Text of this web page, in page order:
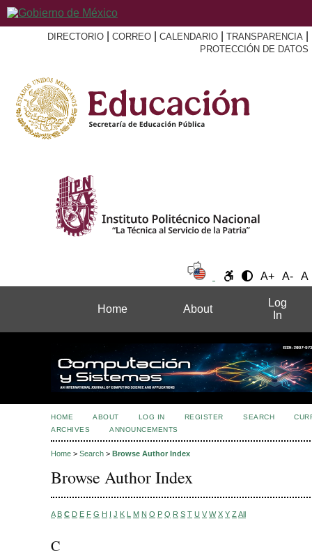
DIRECTORIO CORREO CALENDARIO TRANSPARENCIA
PROTECCIÓN DE DATOS
A+ A- A
Home About
Log
In
HOME ABOUT LOG IN REGISTER SEARCH
ARCHIVES
ANNOUNCEMENTS
Home > Search > Browse Author Index
Browse Author Index
A B C D E F G H I J K L M N O P Q R S T U V W X Y Z All
C